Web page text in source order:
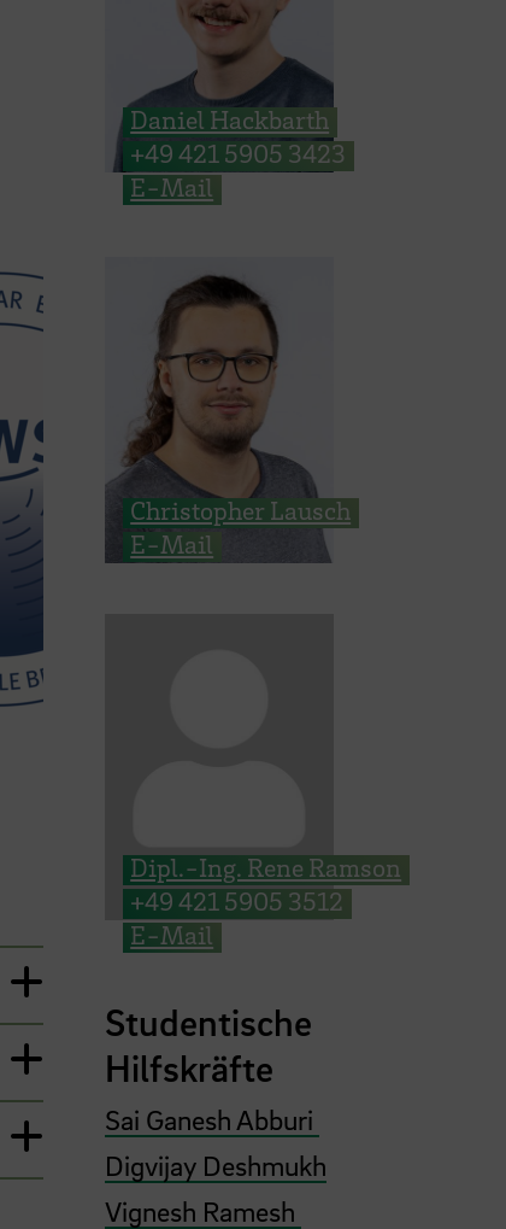
nächstes Element im Karussell
Daniel Hackbarth
+49 421 5905 3423
E-Mail
Christopher Lausch
E-Mail
Dipl.-Ing. Rene Ramson
+49 421 5905 3512
E-Mail
Studentische
Hilfskräfte
Sai Ganesh Abburi
Digvijay Deshmukh
Vignesh Ramesh